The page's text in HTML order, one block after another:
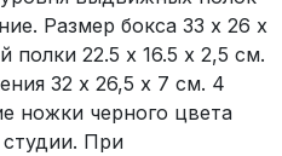
Размер бокса 33 х 26 х
22.5 х 16.5 х 2,5 см.
32 х 26,5 х 7 см. 4
ножки черного цвета
студии. При